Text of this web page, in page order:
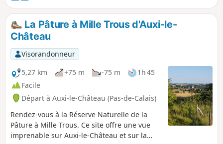
La Pâture à Mille Trous d'Auxi-le-
Château
Visorandonneur
5,27 km
+75 m -75 m
1h 45
Facile
Départ à Auxi-le-Château (Pas-de-Calais)
Rendez-vous à la Réserve Naturelle de la
Pâture à Mille Trous. Ce site offre une vue
imprenable sur Auxi-le-Château et sur la